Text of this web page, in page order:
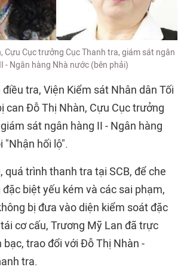
Cựu Cục trưởng Cục Thanh tra, giám sát ngân
- Ngân hàng Nhà nước (bên phải)
tra, Viện Kiểm sát Nhân dân Tối
can Đỗ Thị Nhàn, Cựu Cục trưởng
sát ngân hàng II - Ngân hàng
"Nhận hối lộ".
quá trình thanh tra tại SCB, để che
biệt yếu kém và các sai phạm,
bị đưa vào diện kiểm soát đặc
cơ cấu, Trương Mỹ Lan đã trực
bạc, trao đổi với Đỗ Thị Nhàn -
tra.